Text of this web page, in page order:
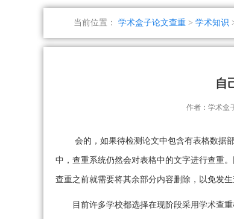
当前位置： 学术盒子论文查重 > 学术知识
自
作者：学术盒
会的，如果待检测论文中包含有表格数据
中，查重系统仍然会对表格中的文字进行查重
查重之前就需要将其余部分内容删除，以免发
目前许多学校都选择在现阶段采用学术查